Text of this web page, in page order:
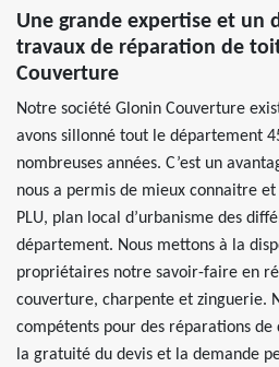
Une grande expertise et un
travaux de réparation de
Couverture
Notre société Glonin Couverture
avons sillonné tout le département
nombreuses années. C’est un
nous a permis de mieux connaitre
PLU, plan local d’urbanisme des
département. Nous mettons à la
propriétaires notre savoir-faire en
couverture, charpente et zinguerie.
compétents pour des réparations
la gratuité du devis et la demande